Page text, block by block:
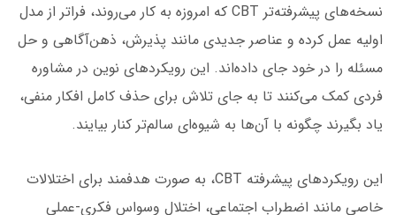
نسخه‌های پیشرفته‌تر CBT که امروزه به کار می‌روند، فراتر از مدل
اولیه عمل کرده و عناصر جدیدی مانند پذیرش، ذهن‌آگاهی و حل
مسئله را در خود جای داده‌اند. این رویکردهای نوین در مشاوره
فردی کمک می‌کنند تا به جای تلاش برای حذف کامل افکار منفی،
یاد بگیرند چگونه با آن‌ها به شیوه‌ای سالم‌تر کنار بیایند.
این رویکردهای پیشرفته CBT، به صورت هدفمند برای اختلالات
خاصی مانند اضطراب اجتماعی، اختلال وسواس فکری-عملی